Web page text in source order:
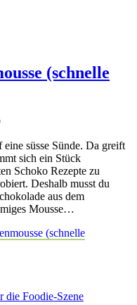
(schnelle
süsse Sünde. Da greift
sich ein Stück
Schoko Rezepte zu
Deshalb musst du
aus dem
Mousse…
(schnelle